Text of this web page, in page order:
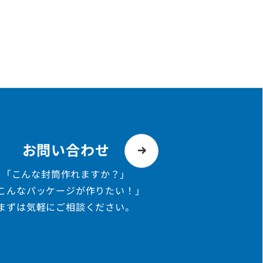
お問い合わせ
「こんな封筒作れますか？」
んなパッケージが作りたい！」
ずは気軽にご相談ください。